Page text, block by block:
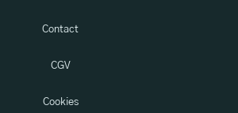
Contact
CGV
Cookies